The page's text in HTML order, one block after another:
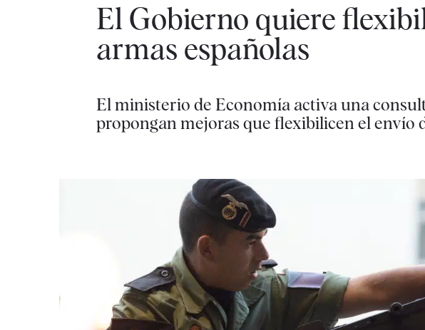
El Gobierno quiere
armas españolas
El ministerio de Economía activa una
propongan mejoras que flexibilicen el envío